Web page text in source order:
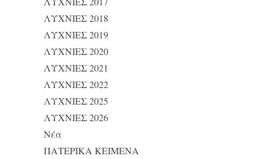
ΛΥΧΝΙΕΣ 2018
ΛΥΧΝΙΕΣ 2019
ΛΥΧΝΙΕΣ 2020
ΛΥΧΝΙΕΣ 2021
ΛΥΧΝΙΕΣ 2022
ΛΥΧΝΙΕΣ 2025
ΛΥΧΝΙΕΣ 2026
Νέα
ΠΑΤΕΡΙΚΑ ΚΕΙΜΕΝΑ